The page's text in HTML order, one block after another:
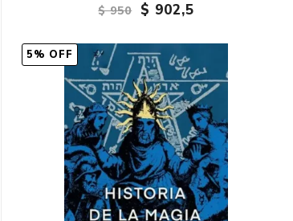
$ 950
$ 902,5
5% OFF